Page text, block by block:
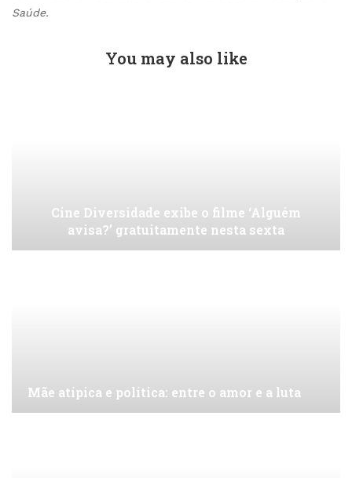
Saúde.
You may also like
Cine Diversidade exibe o filme ‘Alguém
avisa?’ gratuitamente nesta sexta
Mãe atípica e política: entre o amor e a luta